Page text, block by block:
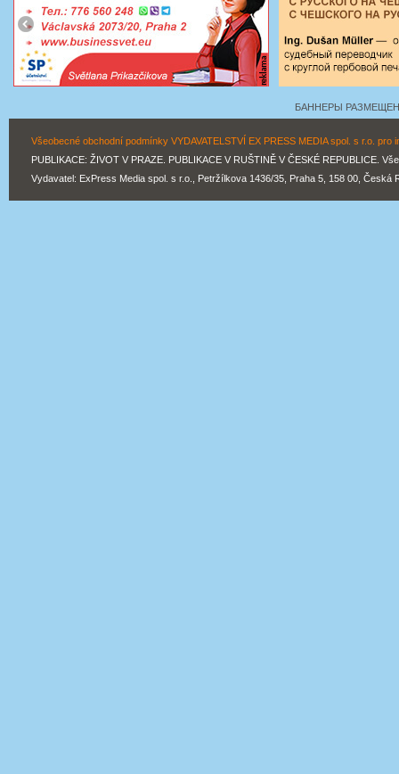
БАННЕРЫ РАЗМЕЩЕНЫ
Všeobecné obchodní podmínky VYDAVATELSTVÍ EX PRESS MEDIA spol. s r.o.
PUBLIKACE: ŽIVOT V PRAZE. PUBLIKACE V RUŠTINĚ V ČESKÉ REPUBLICE.
Vydavatel: ExPress Media spol. s r.o., Petržílkova 1436/35, Praha 5, 158 00,